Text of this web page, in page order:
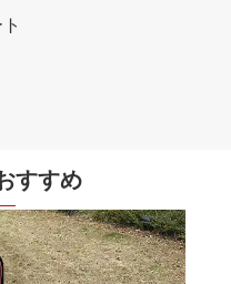
すすめ
ールのゴーカー